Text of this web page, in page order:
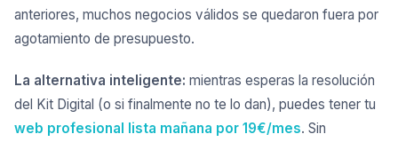
anteriores, muchos negocios válidos se quedaron fuera por
agotamiento de presupuesto.
La alternativa inteligente: mientras esperas la resolución
del Kit Digital (o si finalmente no te lo dan), puedes tener tu
web profesional lista mañana por 19€/mes. Sin